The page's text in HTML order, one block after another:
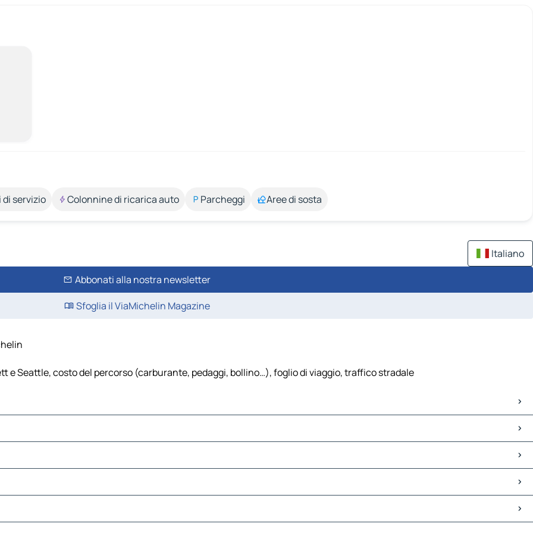
servizio Colonnine di ricarica auto Parcheggi Aree di sosta
Italiano
Abbonati alla nostra newsletter
Sfoglia il ViaMichelin Magazine
e Seattle, costo del percorso (carburante, pedaggi, bollino…), foglio di viaggio, traffico stradale